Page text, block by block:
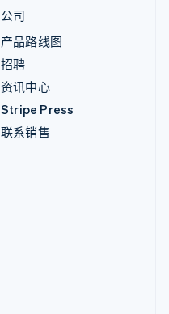
公司
产品路线图
招聘
资讯中心
Stripe Press
联系销售